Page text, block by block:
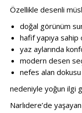
Özellikle desenli
doğal görünüm
hafif yapıya sahip
yaz aylarında
modern desen
nefes alan
nedeniyle yoğun ilgi
Narlıdere’de